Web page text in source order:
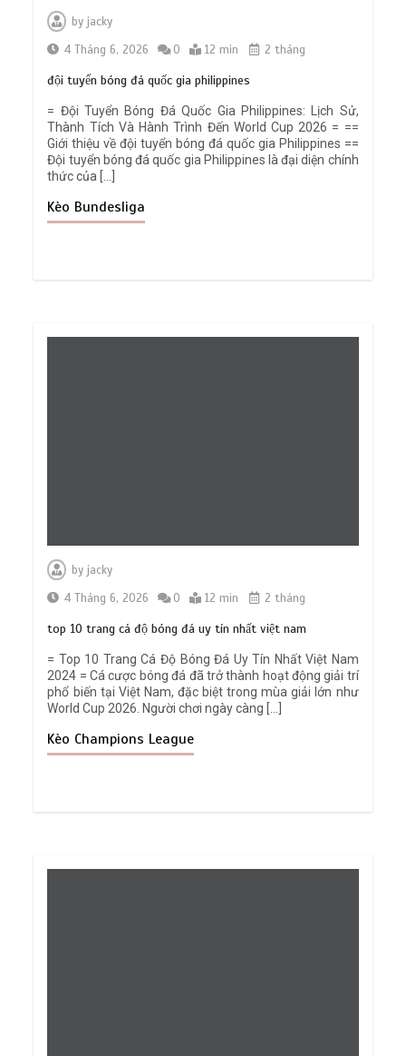
byjacky
4 Tháng 6, 2026
0 12 min 2 tháng
đội tuyển bóng đá quốc gia philippines
= Đội Tuyển Bóng Đá Quốc Gia Philippines: Lịch Sử,
Thành Tích Và Hành Trình Đến World Cup 2026 = ==
Giới thiệu về đội tuyển bóng đá quốc gia Philippines ==
Đội tuyển bóng đá quốc gia Philippines là đại diện chính
thức của […]
Kèo Bundesliga
byjacky
4 Tháng 6, 2026
0 12 min 2 tháng
top 10 trang cá độ bóng đá uy tín nhất việt nam
= Top 10 Trang Cá Độ Bóng Đá Uy Tín Nhất Việt Nam
2024 = Cá cược bóng đá đã trở thành hoạt động giải trí
phổ biến tại Việt Nam, đặc biệt trong mùa giải lớn như
World Cup 2026. Người chơi ngày càng […]
Kèo Champions League